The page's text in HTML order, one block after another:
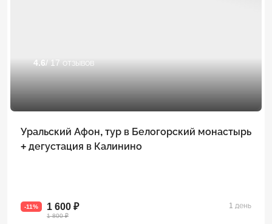
4.6/ 17 отзывов
Уральский Афон, тур в Белогорский монастырь
+ дегустация в Калинино
-11% 1 600 ₽
1 800 ₽
1 день